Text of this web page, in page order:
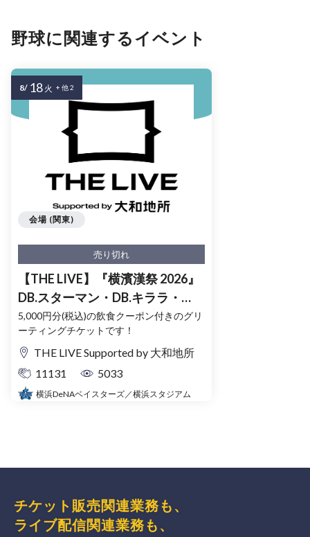
野球に関連するイベント
売り切れ
【THE LIVE】『横濱漢祭 2026』
DB.スターマン・DB.キララ・
BART&CHAPYのグリーティング
イベント
5,000円分(税込)の飲食クーポン付きのグリ
ーティングチケットです！
THE LIVE Supported by 大和地所
11131
5033
横浜DeNAベイスターズ／横浜スタジアム
会場 (関東)
8/ 18 火 + 他 2
チケット販売関連業務も、
ライブ配信関連業務も、